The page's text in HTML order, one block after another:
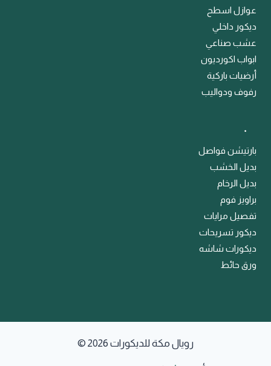
عوازل اسطح
ديكور داخلي
عشب صناعي
ابواب اكورديون
أرضيات باركية
رفوف ودواليب
﹒
بارتيشن فواصل
بديل الخشب
بديل الرخام
براويز فوم
تفصيل مرايات
ديكور تسريحات
ديكورات شاشه
ورق حائط
© 2026 رويال مكة للديكورات